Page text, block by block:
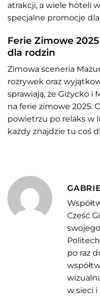
atrakcji, a wiele hoteli
specjalne promocje
Ferie Zimowe
dla rodzin
Zimowa sceneria
rozrywek oraz
sprawiają, że Giżycko i
na ferie zimowe 2025.
powietrzu po relaks w
każdy znajdzie tu coś
Cześć
po raz
w sieci i